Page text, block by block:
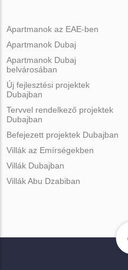
Apartmanok az EAE-ben
Apartmanok Dubaj
Apartmanok Dubaj
belvárosában
Új fejlesztési projektek
Dubajban
Tervvel rendelkező projektek
Dubajban
Befejezett projektek Dubajban
Villák az Emírségekben
Villák Dubajban
Villák Abu Dzabiban